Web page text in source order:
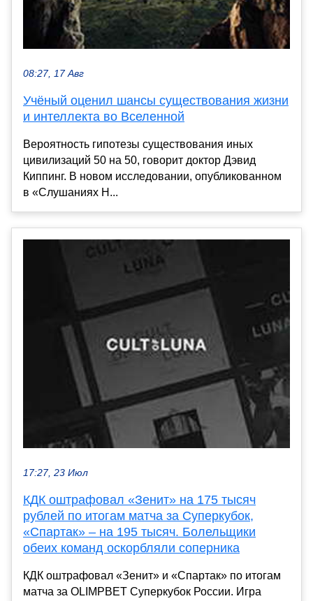
08:27, 17 Авг
Учёный оценил шансы существования жизни
и интеллекта во Вселенной
Вероятность гипотезы существования иных
цивилизаций 50 на 50, говорит доктор Дэвид
Киппинг. В новом исследовании, опубликованном
в «Слушаниях Н...
17:27, 23 Июл
КДК оштрафовал «Зенит» на 175 тысяч
рублей по итогам матча за Суперкубок,
«Спартак» – на 195 тысяч. Болельщики
обеих команд оскорбляли соперника
КДК оштрафовал «Зенит» и «Спартак» по итогам
матча за OLIMPBET Суперкубок России. Игра